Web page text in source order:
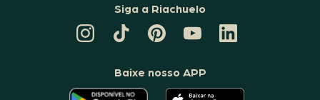
Siga a Riachuelo
TIKTOK
DA
PINTEREST
DA
CANAL
DA
RIACHUELO
LINKEDIN
DA
Baixe nosso APP
O O